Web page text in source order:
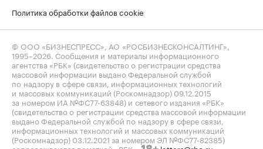
Политика обработки файлов cookie
© ООО «БИЗНЕСПРЕСС», АО «РОСБИЗНЕСКОНСАЛТИНГ»,
1995–2026 . Сообщения и материалы информационного
агентства «РБК» (свидетельство о регистрации средства
массовой информации выдано Федеральной службой
по надзору в сфере связи, информационных технологий
и массовых коммуникаций (Роскомнадзор) 09.12.2015
за номером ИА №ФС77-63848) и сетевого издания «РБК»
(свидетельство о регистрации средства массовой информации
выдано Федеральной службой по надзору в сфере связи,
информационных технологий и массовых коммуникаций
(Роскомнадзор) 03.12.2021 за номером ЭЛ №ФС77-82385)